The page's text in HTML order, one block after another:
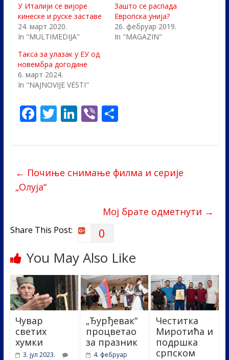
У Италији се вијоре
кинеске и руске заставе
24. март 2020.
In "MULTIMEDIJA"
Зашто се распада
Европска унија?
26. фебруар 2019.
In "MAGAZIN"
Такса за улазак у ЕУ од
новембра догодине
6. март 2024.
In "NAJNOVIJE VESTI"
F
ac
o
o
T
w
Li
n
dI
Vi
b
S
← Почиње снимање филма и серије
„Олуја“
Мој брате одметнути →
Share This Post: 0
You May Also Like
Чувар
светих
хумки
3. јул 2023.
„Ђурђевак“
процветао
за празник
4. фебруар
Честитка
Миротића и
подршка
српском